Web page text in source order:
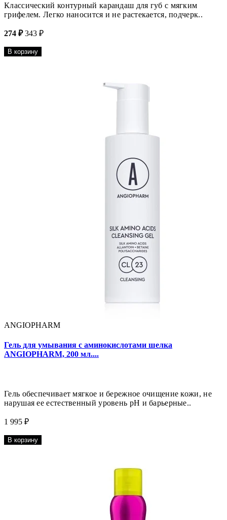
Классический контурный карандаш для губ с мягким
грифелем. Легко наносится и не растекается, подчерк..
274 ₽ 343 ₽
В корзину
ANGIOPHARM
Гель для умывания с аминокислотами шелка
ANGIOPHARM, 200 мл....
Гель обеспечивает мягкое и бережное очищение кожи, не
нарушая ее естественный уровень pH и барьерные..
1 995 ₽
В корзину